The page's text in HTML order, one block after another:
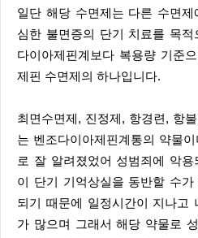
일단 해당 수면제는 다른 수면제에 반응하지 않는 만성 또는
심한 불면증의 단기 치료를 목
다이아제핀계보다 복용량 기준
제핀 수면제의 하나입니다.
최면수면제, 진정제, 항경련, 항불안, 골근육 이완제로 사용되
는 벤조다이아제핀계통의 약물
로 잘 알려졌었어 성범죄에 악
이 단기 기억상실을 동반할 수
되기 때문에 일정시간이 지나고
가 많으며 그래서 해당 약물로